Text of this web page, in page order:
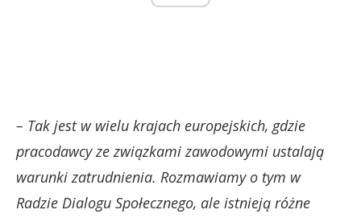
– Tak jest w wielu krajach europejskich, gdzie
pracodawcy ze związkami zawodowymi ustalają
warunki zatrudnienia. Rozmawiamy o tym w
Radzie Dialogu Społecznego, ale istnieją różne